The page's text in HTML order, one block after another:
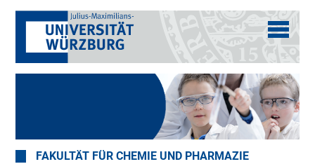
FAKULTÄT FÜR CHEMIE UND PHARMAZIE